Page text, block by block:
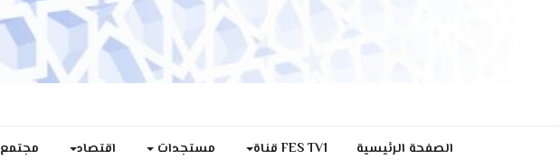
الصفحة الرئيسية FES TV1 قناة مستجدات اقتصاد مجتمع